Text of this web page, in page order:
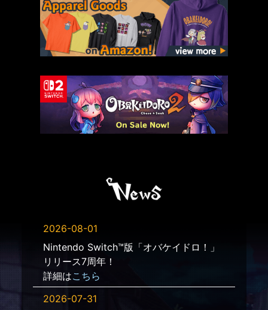
2026-08-01
Nintendo Switch™版「オバケイドロ！」
リリース7周年！
詳細はこちら
2026-07-31